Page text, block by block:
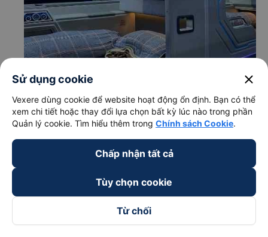
Giờ xuất phát ở Đồng Nai: 03:36, 03:45, 03:56,
Thời gian chạy từ Đồng Nai đi Mỹ Tho - Tiền Giang
Sử dụng cookie close
Vexere dùng cookie để website hoạt động ổn định. Bạn có thể
xem chi tiết hoặc thay đổi lựa chọn bất kỳ lúc nào trong phần
Quản lý cookie. Tìm hiểu thêm trong Chính sách Cookie.
Chấp nhận tất cả
Tùy chọn cookie
Từ chối